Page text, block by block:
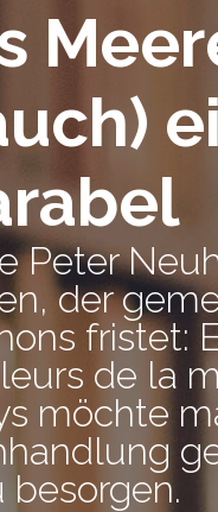
Peter
der
fristet:
de la
möchte